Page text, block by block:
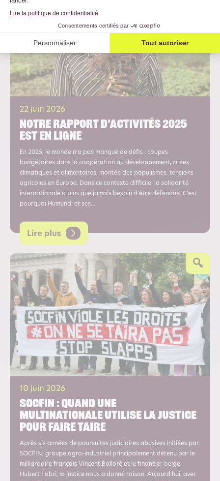
22 juin 2026
Notre rapport d’activités 2025
est en ligne
En 2025, le monde n’a pas manqué de défis : coupes
budgétaires dans la coopération au développement, crises
climatiques et alimentaires, montée des populismes, tensions
agricoles en Europe. Dans ce contexte difficile, la solidarité
internationale a plus que jamais besoin d’être défendue. C’est
pourquoi Humundi et ses...
Lire plus
10 juin 2026
Socfin : quand une
multinationale utilise la justice
pour faire taire
Après six années de poursuites judiciaires abusives initiées par
SOCFIN, groupe agro-industriel principalement détenu par le
milliardaire français Vincent Bolloré et le financier belge
Hubert Fabri, la justice nous a donné raison. Aujourd’hui, avec